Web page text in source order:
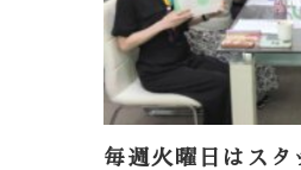
毎週火曜日はス